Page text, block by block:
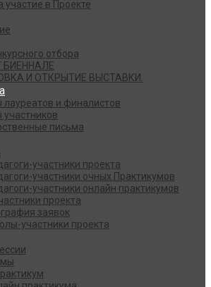
участие в Проекте
отбора
БИЕННАЛЕ
И ОТКРЫТИЕ ВЫСТАВКИ.
и финалистов
письма
участники проекта
участники очных Практикумов
участники онлайн практикумов
проекта
заявок
участники проекта